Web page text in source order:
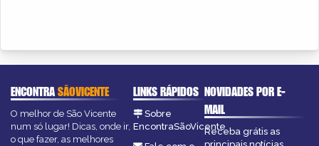
ENCONTRASÃOVICENTE
O melhor de São Vicente
num só lugar! Dicas, onde ir,
o que fazer, as melhores
LINKS RÁPIDOS
Sobre
EncontraSãoVicente
NOVIDADES POR E-
MAIL
Receba grátis as